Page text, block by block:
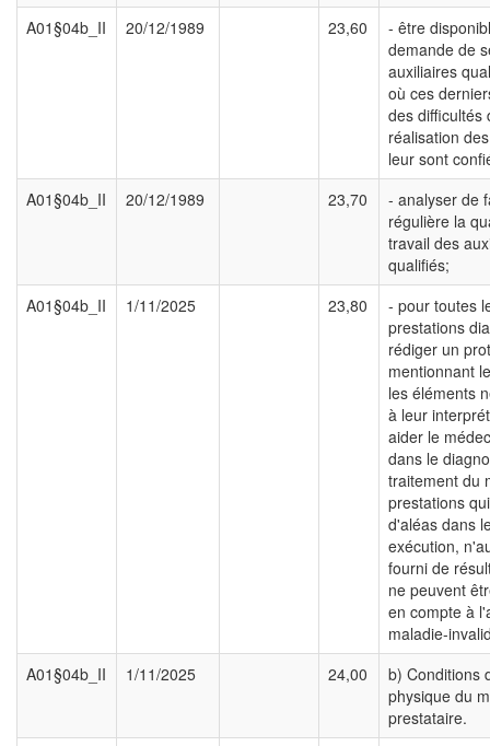
A01§04b_II
20/12/1989 23,60
- être
demande de
auxiliaires
où ces
des difficultés
réalisation
leur sont
A01§04b_II
20/12/1989 23,70
- analyser de
régulière la
travail des
qualifiés;
A01§04b_II
1/11/2025 23,80
- pour toutes
prestations
rédiger un
mentionnant
les éléments
à leur
aider le
dans le
traitement du
prestations
d'aléas dans
exécution,
fourni de
ne peuvent
en compte à
maladie-
A01§04b_II
1/11/2025 24,00
b) Conditions
physique du
prestataire.